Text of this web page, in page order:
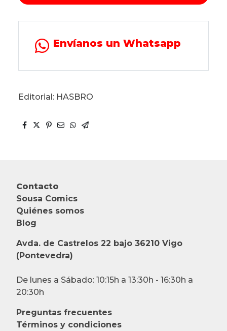
Envíanos un Whatsapp
Editorial: HASBRO
Contacto
Sousa Comics
Quiénes somos
Blog
Avda. de Castrelos 22 bajo 36210 Vigo
(Pontevedra)
De lunes a Sábado: 10:15h a 13:30h - 16:30h a
20:30h
Preguntas frecuentes
Términos y condiciones